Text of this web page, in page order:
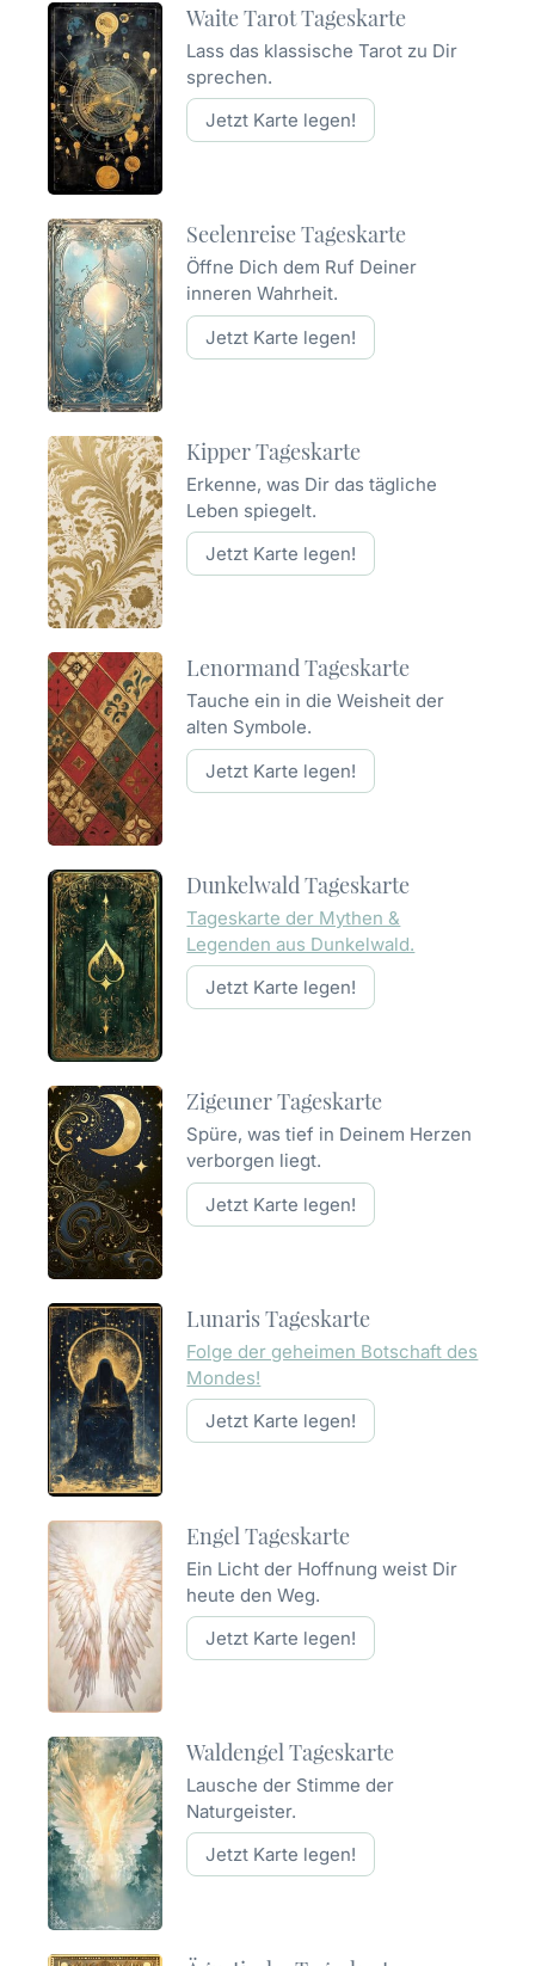
Waite Tarot Tageskarte
Lass das klassische Tarot zu Dir
sprechen.
Jetzt Karte legen!
Seelenreise Tageskarte
Öffne Dich dem Ruf Deiner
inneren Wahrheit.
Jetzt Karte legen!
Kipper Tageskarte
Erkenne, was Dir das tägliche
Leben spiegelt.
Jetzt Karte legen!
Lenormand Tageskarte
Tauche ein in die Weisheit der
alten Symbole.
Jetzt Karte legen!
Dunkelwald Tageskarte
Tageskarte der Mythen &
Legenden aus Dunkelwald.
Jetzt Karte legen!
Zigeuner Tageskarte
Spüre, was tief in Deinem Herzen
verborgen liegt.
Jetzt Karte legen!
Lunaris Tageskarte
Folge der geheimen Botschaft des
Mondes!
Jetzt Karte legen!
Engel Tageskarte
Ein Licht der Hoffnung weist Dir
heute den Weg.
Jetzt Karte legen!
Waldengel Tageskarte
Lausche der Stimme der
Naturgeister.
Jetzt Karte legen!